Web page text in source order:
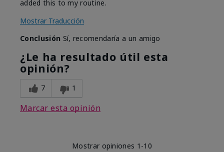
added this to my routine.
Mostrar Traducción
Conclusión Sí, recomendaría a un amigo
¿Le ha resultado útil esta
opinión?
7 1
Marcar esta opinión
Mostrar opiniones 1-10